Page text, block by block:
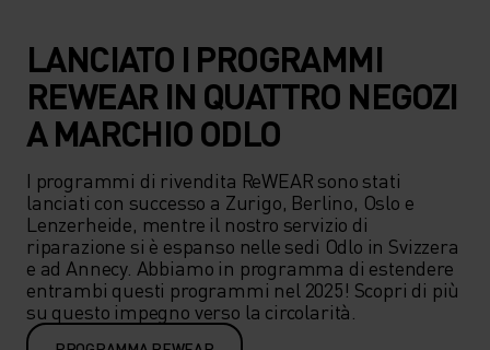
LANCIATO I PROGRAMMI
REWEAR IN QUATTRO NEGOZI
A MARCHIO ODLO
I programmi di rivendita ReWEAR sono stati
lanciati con successo a Zurigo, Berlino, Oslo e
Lenzerheide, mentre il nostro servizio di
riparazione si è espanso nelle sedi Odlo in Svizzera
e ad Annecy. Abbiamo in programma di estendere
entrambi questi programmi nel 2025! Scopri di più
su questo impegno verso la circolarità.